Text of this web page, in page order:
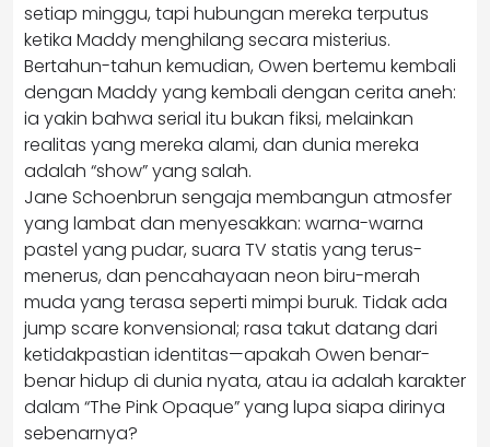
setiap minggu, tapi hubungan mereka terputus
ketika Maddy menghilang secara misterius.
Bertahun-tahun kemudian, Owen bertemu kembali
dengan Maddy yang kembali dengan cerita aneh:
ia yakin bahwa serial itu bukan fiksi, melainkan
realitas yang mereka alami, dan dunia mereka
adalah “show” yang salah.
Jane Schoenbrun sengaja membangun atmosfer
yang lambat dan menyesakkan: warna-warna
pastel yang pudar, suara TV statis yang terus-
menerus, dan pencahayaan neon biru-merah
muda yang terasa seperti mimpi buruk. Tidak ada
jump scare konvensional; rasa takut datang dari
ketidakpastian identitas—apakah Owen benar-
benar hidup di dunia nyata, atau ia adalah karakter
dalam “The Pink Opaque” yang lupa siapa dirinya
sebenarnya?